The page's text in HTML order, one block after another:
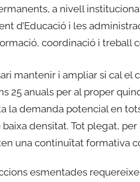
a nivell
d’Educació i les
coordinació i treball
mantenir i ampliar si cal
25 anuals per al proper
la demanda potencial en
densitat. Tot plegat,
una continuïtat formativa
esmentades